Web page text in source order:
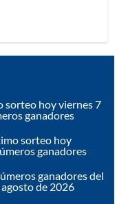
sorteo hoy viernes 7
ganadores
sorteo hoy
ganadores
ganadores del
de 2026